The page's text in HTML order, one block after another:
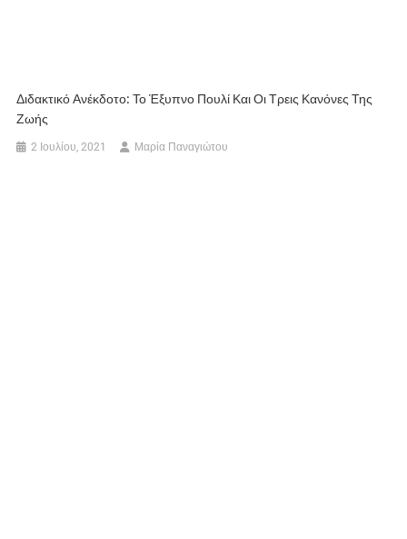
Διδακτικό Ανέκδοτο: Το Έξυπνο Πουλί Και Οι Τρεις Κανόνες Της
Ζωής
2 Ιουλίου, 2021 Μαρία Παναγιώτου